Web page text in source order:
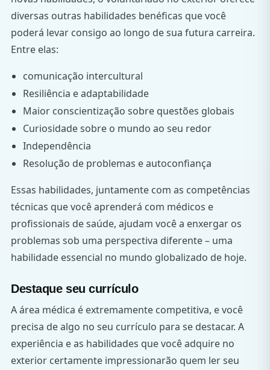
diversas outras habilidades benéficas que você
poderá levar consigo ao longo de sua futura carreira.
Entre elas:
comunicação intercultural
Resiliência e adaptabilidade
Maior conscientização sobre questões globais
Curiosidade sobre o mundo ao seu redor
Independência
Resolução de problemas e autoconfiança
Essas habilidades, juntamente com as competências
técnicas que você aprenderá com médicos e
profissionais de saúde, ajudam você a enxergar os
problemas sob uma perspectiva diferente – uma
habilidade essencial no mundo globalizado de hoje.
Destaque seu currículo
A área médica é extremamente competitiva, e você
precisa de algo no seu currículo para se destacar. A
experiência e as habilidades que você adquire no
exterior certamente impressionarão quem ler seu